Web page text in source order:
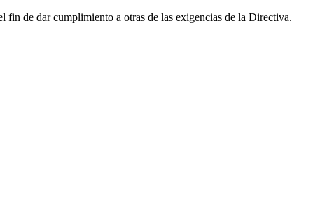
fin de dar cumplimiento a otras de las exigencias de la Directiva.